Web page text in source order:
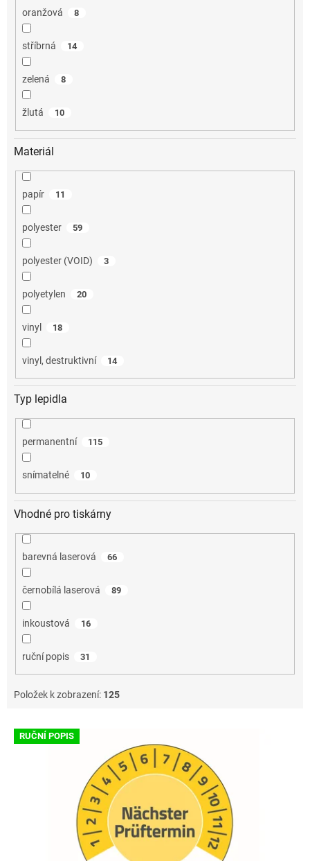
oranžová 8
stříbrná 14
zelená 8
žlutá 10
Materiál
papír 11
polyester 59
polyester (VOID) 3
polyetylen 20
vinyl 18
vinyl, destruktivní 14
Typ lepidla
permanentní 115
snímatelné 10
Vhodné pro tiskárny
barevná laserová 66
černobílá laserová 89
inkoustová 16
ruční popis 31
Položek k zobrazení: 125
V RUČNÍ POPIS